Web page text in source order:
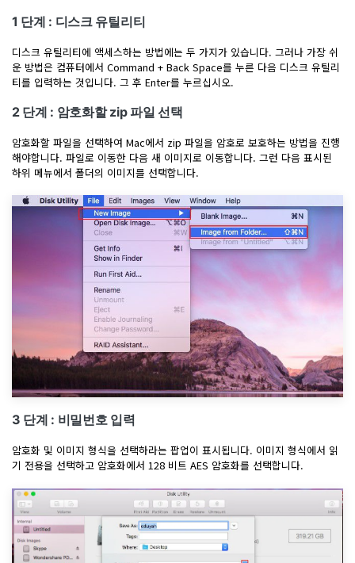
1 단계 : 디스크 유틸리티
디스크 유틸리티에 액세스하는 방법에는 두 가지가 있습니다. 그러나 가장 쉬
운 방법은 컴퓨터에서 Command + Back Space를 누른 다음 디스크 유틸리
티를 입력하는 것입니다. 그 후 Enter를 누르십시오.
2 단계 : 암호화할 zip 파일 선택
암호화할 파일을 선택하여 Mac에서 zip 파일을 암호로 보호하는 방법을 진행
해야합니다. 파일로 이동한 다음 새 이미지로 이동합니다. 그런 다음 표시된
하위 메뉴에서 폴더의 이미지를 선택합니다.
3 단계 : 비밀번호 입력
암호화 및 이미지 형식을 선택하라는 팝업이 표시됩니다. 이미지 형식에서 읽
기 전용을 선택하고 암호화에서 128 비트 AES 암호화를 선택합니다.